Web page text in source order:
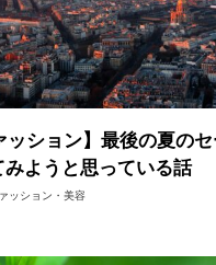
ッション】最後の夏の
ようと思っている話
ッション・美容